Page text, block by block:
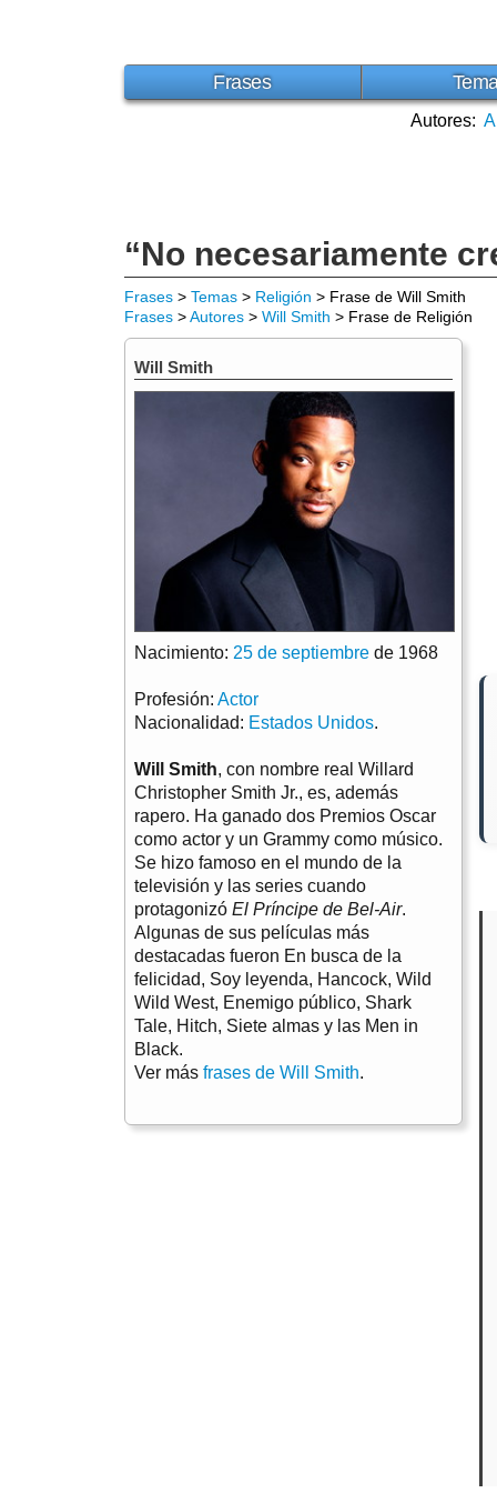
Frases
Autores: A
“No necesariamente
Frases > Temas > Religión > Frase de Will Smith
Frases >Autores > Will Smith > Frase de Religión
Will Smith
Nacimiento: 25 de septiembre de 1968
Profesión: Actor
Nacionalidad: Estados Unidos.
Will Smith, con nombre real Willard
Christopher Smith Jr., es, además
rapero. Ha ganado dos Premios Oscar
como actor y un Grammy como músico.
Se hizo famoso en el mundo de la
televisión y las series cuando
protagonizó El Príncipe de Bel-Air.
Algunas de sus películas más
destacadas fueron En busca de la
felicidad, Soy leyenda, Hancock, Wild
Wild West, Enemigo público, Shark
Tale, Hitch, Siete almas y las Men in
Black.
Ver más frases de Will Smith.